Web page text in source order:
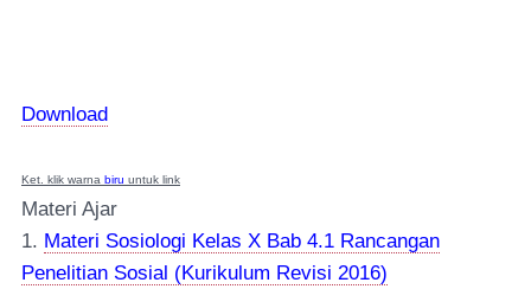
Download
Ket. klik warna biru untuk link
Materi Ajar
1. Materi Sosiologi Kelas X Bab 4.1 Rancangan
Penelitian Sosial (Kurikulum Revisi 2016)